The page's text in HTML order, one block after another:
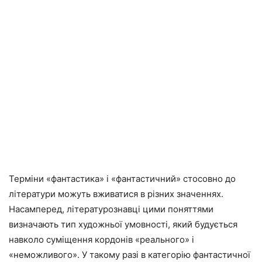
Терміни «фантастика» і «фантастичний» стосовно до
літератури можуть вживатися в різних значеннях.
Насамперед, літературознавці цими поняттями
визначають тип художньої умовності, який будується
навколо суміщення кордонів «реального» і
«неможливого». У такому разі в категорію фантастичної